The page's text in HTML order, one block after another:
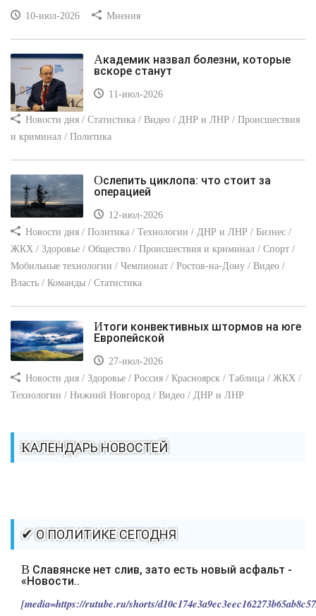
10-июл-2026 Мнения
Академик назвал болезни, которые
вскоре станут
11-июл-2026
Новости дня / Статистика / Видео / ДНР и ЛНР / Происшествия
и криминал / Политика
Ослепить циклопа: что стоит за
операцией
12-июл-2026
Новости дня / Политика / Технологии / ДНР и ЛНР / Бизнес /
ЖКХ / Здоровье / Общество / Происшествия и криминал / Спорт /
Мобильные технологии / Чемпионат / Ростов-на-Дону / Видео /
Власть / Команды / Статистика
Итоги конвективных штормов на юге
Европейской
27-июл-2026
Новости дня / Здоровье / Россия / Красноярск / Таблица / ЖКХ /
Технологии / Нижний Новгород / Видео / ДНР и ЛНР
КАЛЕНДАРЬ НОВОСТЕЙ
✔ О ПОЛИТИКЕ СЕГОДНЯ
В Славянске нет слив, зато есть новый асфальт -
«Новости..
[media=https://rutube.ru/shorts/